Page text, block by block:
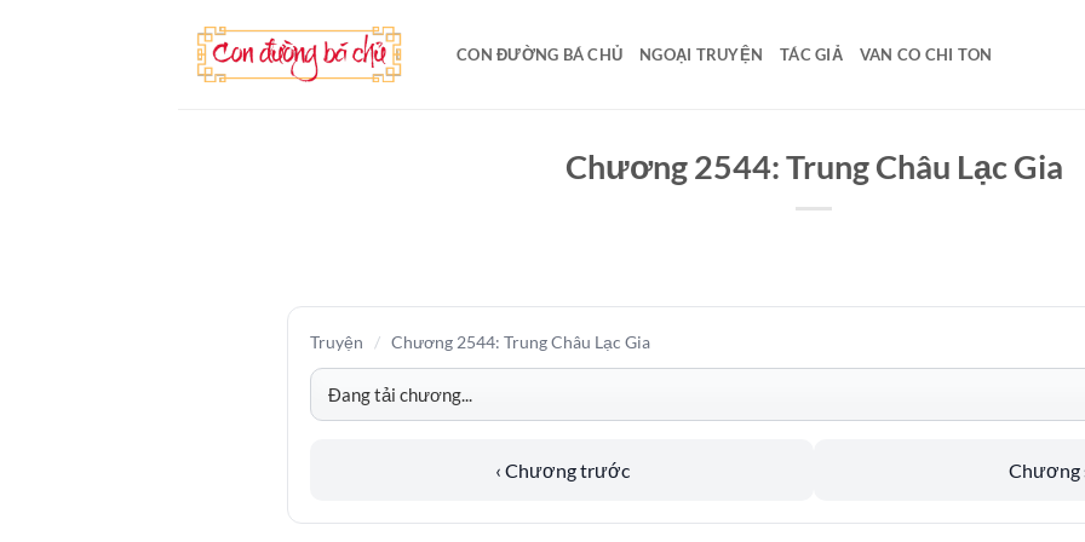
CON ĐƯỜNG BÁ CHỦ NGOẠI TRUYỆN TÁC GIẢ VAN CO CHI TON
Chương 2544: Trung Châu Lạc Gia
Truyện / Chương 2544: Trung Châu Lạc Gia
‹ Chương trước Chương